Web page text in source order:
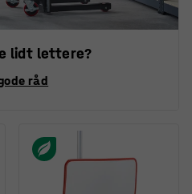
lidt lettere?
råd